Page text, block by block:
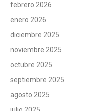
febrero 2026
enero 2026
diciembre 2025
noviembre 2025
octubre 2025
septiembre 2025
agosto 2025